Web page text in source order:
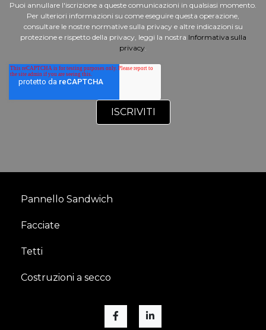
Puoi annullare l'iscrizione a queste comunicazioni in qualsiasi momento.
Per ulteriori informazioni su come eseguire questa operazione,
consultare le nostre normative sulla privacy e altre indicazioni su
protezione e rispetto della privacy, leggi la nostra Informativa sulla
privacy.
Pannello Sandwich
Facciate
Tetti
Costruzioni a secco